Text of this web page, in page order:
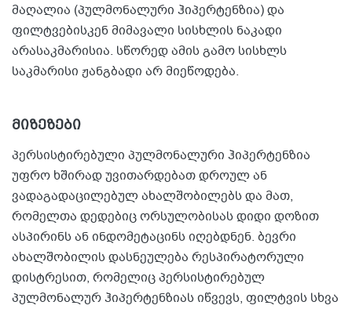
მაღალია (პულმონალური ჰიპერტენზია) და
ფილტვებისკენ მიმავალი სისხლის ნაკადი
არასაკმარისია. სწორედ ამის გამო სისხლს
საკმარისი ჟანგბადი არ მიეწოდება.
მიზეზები
პერსისტირებული პულმონალური ჰიპერტენზია
უფრო ხშირად უვითარდებათ დროულ ან
ვადაგადაცილებულ ახალშობილებს და მათ,
რომელთა დედებიც ორსულობისას დიდი დოზით
ასპირინს ან ინდომეტაცინს იღებდნენ. ბევრი
ახალშობილის დასნეულება რესპირატორული
დისტრესით, რომელიც პერსისტირებულ
პულმონალურ ჰიპერტენზიას იწვევს, ფილტვის სხვა